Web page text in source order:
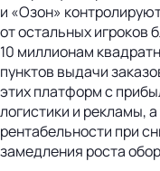
и «Озон»
от остальных игроков
10 миллионам
пунктов выдачи
этих платформ с
логистики и рекламы,
рентабельности при
замедления роста